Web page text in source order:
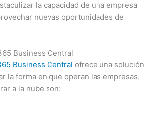
la capacidad de una empresa
nuevas oportunidades de
Business Central
Business Central ofrece una solución
la forma en que operan las empresas.
a la nube son: